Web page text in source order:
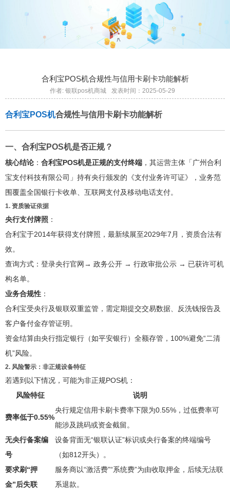
合利宝POS机合规性与信用卡刷卡功能解析
作者: 银联pos机商城 发表时间：2025-05-29
合利宝POS机合规性与信用卡刷卡功能解析
一、合利宝POS机是否正规？
核心结论 ： 合利宝POS机是正规的支付终端 ，其运营主体「广州合利
宝支付科技有限公司」持有央行颁发的《支付业务许可证》，业务范
围覆盖全国银行卡收单、互联网支付及移动电话支付。
1. 资质验证依据
央行支付牌照 ：
合利宝于2014年获得支付牌照，最新续展至2029年7月，资质合法有
效。
查询方式：登录央行官网→ 政务公开 → 行政审批公示 → 已获许可机
构名单。
业务合规性 ：
合利宝受央行及银联双重监管，需定期提交交易数据、反洗钱报告及
客户备付金存管证明。
资金结算由央行指定银行（如平安银行）全额存管，100%避免“二清
机”风险。
2. 风险警示：非正规设备特征
若遇到以下情况，可能为非正规POS机：
风险特征
说明
费率低于0.55%
央行规定信用卡刷卡费率下限为0.55%，过低费率可
能涉及跳码或资金截留。
无央行备案编
号
设备背面无“银联认证”标识或央行备案的终端编号
（如812开头）。
要求刷“押
金”后失联
服务商以“激活费”“系统费”为由收取押金，后续无法联
系退款。